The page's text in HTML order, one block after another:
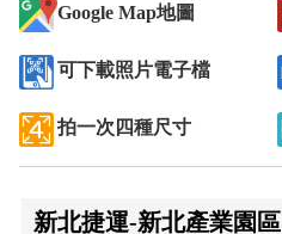
Google Map地圖
可下載照片電子檔
拍一次四種尺寸
新北捷運-新北產業園區